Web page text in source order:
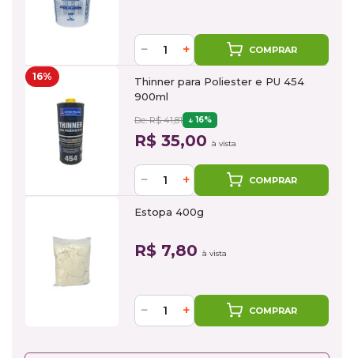
− + COMPRAR
16%
Thinner para Poliester e PU 454
900ml
De: R$ 41,81 16%
R$ 35,00 à vista
− + COMPRAR
Estopa 400g
R$ 7,80 à vista
− + COMPRAR